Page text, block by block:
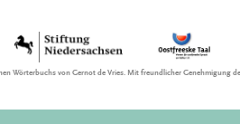
Wörterbuchs von Gernot de Vries. Mit freundlicher Genehmigung